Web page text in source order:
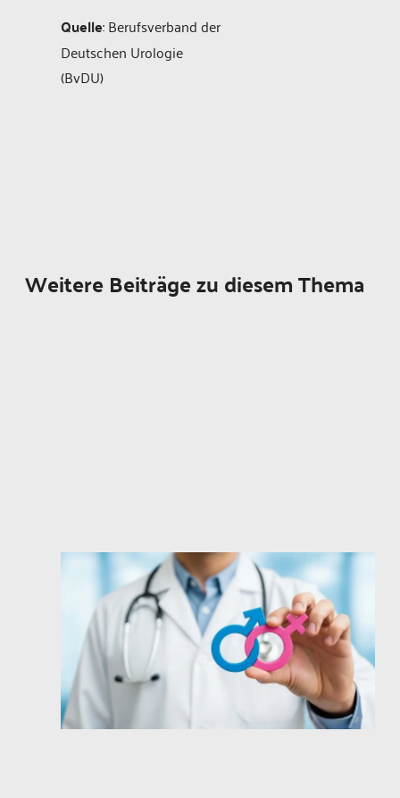
Quelle: Berufsverband der
Deutschen Urologie
(BvDU)
Weitere Beiträge zu diesem Thema